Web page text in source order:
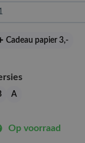
Cadeau papier 3,-
A
Op voorraad